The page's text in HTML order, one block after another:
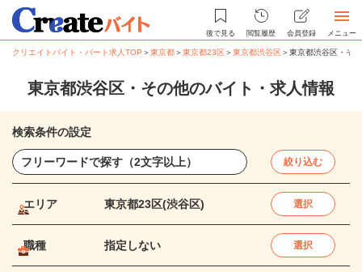
後で見る 閲覧履歴 会員登録 メニュー
クリエイトバイト・パート求人TOP ＞東京都＞東京都23区＞東京都渋谷区＞東京都渋谷区・そ
東京都渋谷区・その他のバイト・求人情報
検索条件の設定
絞り込む
エリア 東京都23区(渋谷区) 選択
職種 指定しない 選択